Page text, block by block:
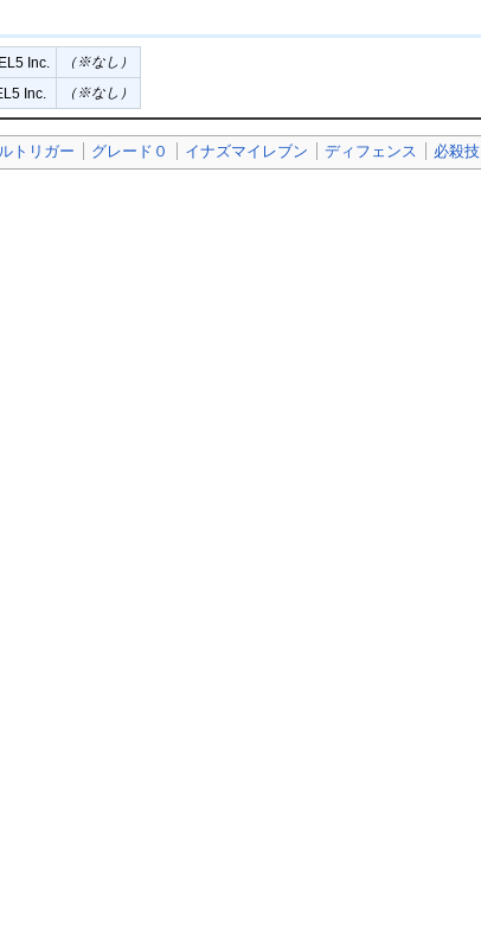
Inc. （※なし）
Inc. （※なし）
トリガー グレード０ イナズマイレブン ディフェンス 必殺技